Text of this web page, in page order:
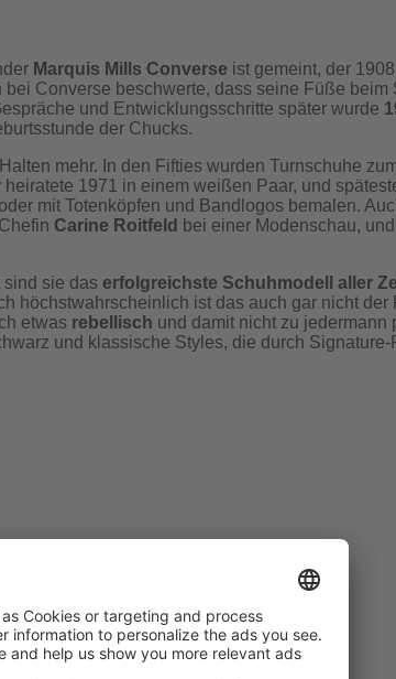
Marquis Mills Converse ist gemeint, der
bei Converse beschwerte, dass seine Füße beim
und Entwicklungsschritte später wurde
der Chucks.
mehr. In den Fifties wurden Turnschuhe
heiratete 1971 in einem weißen Paar, und
mit Totenköpfen und Bandlogos bemalen.
Carine Roitfeld bei einer Modenschau,
sie das erfolgreichste Schuhmodell aller
höchstwahrscheinlich ist das auch gar nicht
etwas rebellisch und damit nicht zu
und klassische Styles, die durch Signature-